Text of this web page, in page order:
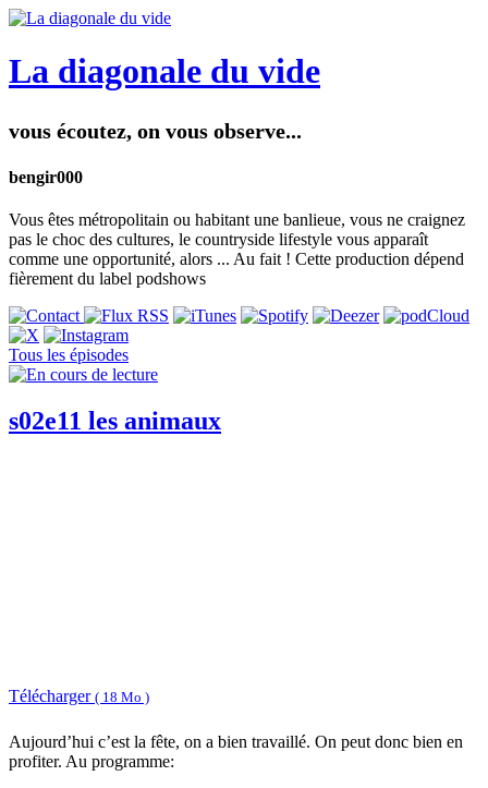
La diagonale du vide
vous écoutez, on vous observe...
bengir000
Vous êtes métropolitain ou habitant une banlieue, vous ne craignez
pas le choc des cultures, le countryside lifestyle vous apparaît
comme une opportunité, alors ... Au fait ! Cette production dépend
fièrement du label podshows
Tous les épisodes
s02e11 les animaux
Télécharger ( 18 Mo )
Aujourd’hui c’est la fête, on a bien travaillé. On peut donc bien en
profiter. Au programme: